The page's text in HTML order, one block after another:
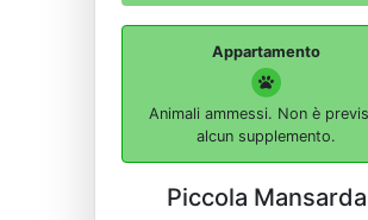
Appartamento
Animali ammessi. Non è
alcun supplemento.
Piccola Mansarda